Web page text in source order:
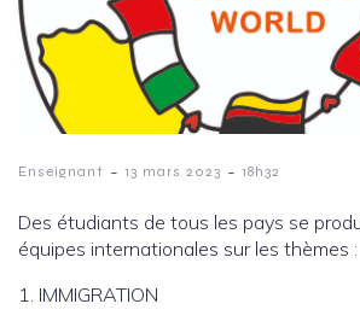
Enseignant - 13 mars 2023 - 18h32
Des étudiants de tous les pays se
équipes internationales sur les thèmes :
1. IMMIGRATION